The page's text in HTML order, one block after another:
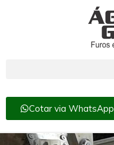
Cotar via WhatsApp